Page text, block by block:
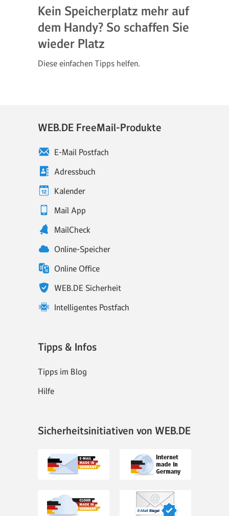
Kein Speicherplatz mehr auf
dem Handy? So schaffen Sie
wieder Platz
Diese einfachen Tipps helfen.
WEB.DE FreeMail-Produkte
E-Mail Postfach
Adressbuch
Kalender
Mail App
MailCheck
Online-Speicher
Online Office
WEB.DE Sicherheit
Intelligentes Postfach
Tipps & Infos
Tipps im Blog
Hilfe
Sicherheitsinitiativen von WEB.DE